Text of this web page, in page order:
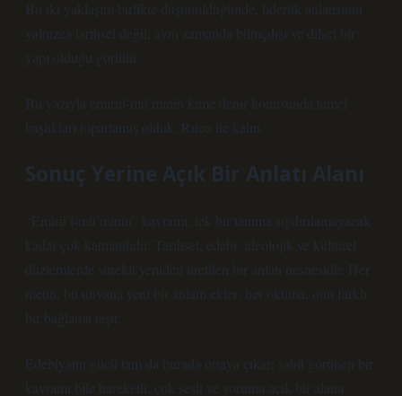
Bu iki yaklaşım birlikte düşünüldüğünde, liderlik anlatısının
yalnızca tarihsel değil, aynı zamanda bilinçdışı ve dilsel bir
yapı olduğu görülür.
Bu yazıyla emirul-mü’minîn kime denir konusunda temel
başlıkları toparlamış olduk, Rucu ile kalın.
Sonuç Yerine Açık Bir Anlatı Alanı
“Emirü’l-mü’minîn” kavramı, tek bir tanıma sığdırılamayacak
kadar çok katmanlıdır. Tarihsel, edebi, ideolojik ve kültürel
düzlemlerde sürekli yeniden üretilen bir anlatı nesnesidir. Her
metin, bu unvana yeni bir anlam ekler; her okuma, onu farklı
bir bağlama taşır.
Edebiyatın gücü tam da burada ortaya çıkar: sabit görünen bir
kavramı bile hareketli, çok sesli ve yoruma açık bir alana